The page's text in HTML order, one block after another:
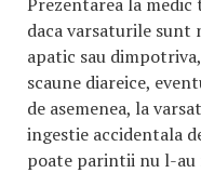
daca varsaturile sunt
apatic sau
scaune diareice,
de asemenea, la
ingestie accidentala
poate parintii nu l-au